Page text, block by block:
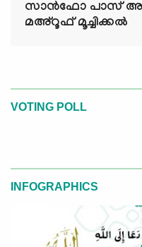
സാൻഫോ പാസ്
മഅ്റൂഫ് മൂച്ചിക്കല്‍
VOTING POLL
INFOGRAPHICS